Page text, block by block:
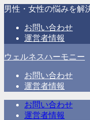
男性・女性の悩みを解
お問い合わせ
運営者情報
ウェルネスハーモニー
お問い合わせ
運営者情報
お問い合わせ
運営者情報